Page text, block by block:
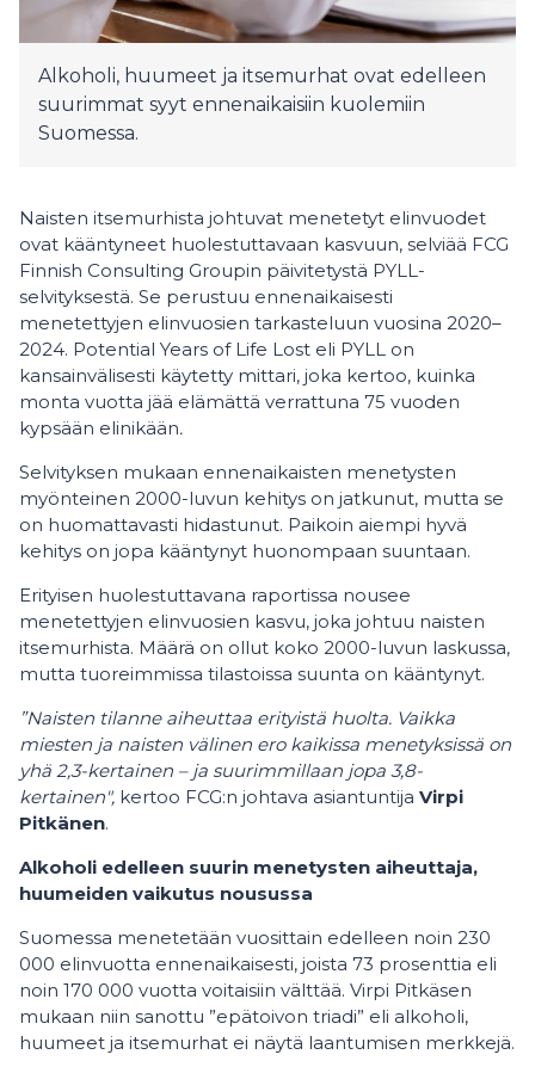
Alkoholi, huumeet ja itsemurhat ovat edelleen
suurimmat syyt ennenaikaisiin kuolemiin
Suomessa.
Naisten itsemurhista johtuvat menetetyt elinvuodet
ovat kääntyneet huolestuttavaan kasvuun, selviää FCG
Finnish Consulting Groupin päivitetystä PYLL-
selvityksestä. Se perustuu ennenaikaisesti
menetettyjen elinvuosien tarkasteluun vuosina 2020–
2024. Potential Years of Life Lost eli PYLL on
kansainvälisesti käytetty mittari, joka kertoo, kuinka
monta vuotta jää elämättä verrattuna 75 vuoden
kypsään elinikään.
Selvityksen mukaan ennenaikaisten menetysten
myönteinen 2000-luvun kehitys on jatkunut, mutta se
on huomattavasti hidastunut. Paikoin aiempi hyvä
kehitys on jopa kääntynyt huonompaan suuntaan.
Erityisen huolestuttavana raportissa nousee
menetettyjen elinvuosien kasvu, joka johtuu naisten
itsemurhista. Määrä on ollut koko 2000-luvun laskussa,
mutta tuoreimmissa tilastoissa suunta on kääntynyt.
”Naisten tilanne aiheuttaa erityistä huolta. Vaikka
miesten ja naisten välinen ero kaikissa menetyksissä on
yhä 2,3-kertainen – ja suurimmillaan jopa 3,8-
kertainen", kertoo FCG:n johtava asiantuntija Virpi
Pitkänen.
Alkoholi edelleen suurin menetysten aiheuttaja,
huumeiden vaikutus nousussa
Suomessa menetetään vuosittain edelleen noin 230
000 elinvuotta ennenaikaisesti, joista 73 prosenttia eli
noin 170 000 vuotta voitaisiin välttää. Virpi Pitkäsen
mukaan niin sanottu ”epätoivon triadi” eli alkoholi,
huumeet ja itsemurhat ei näytä laantumisen merkkejä.